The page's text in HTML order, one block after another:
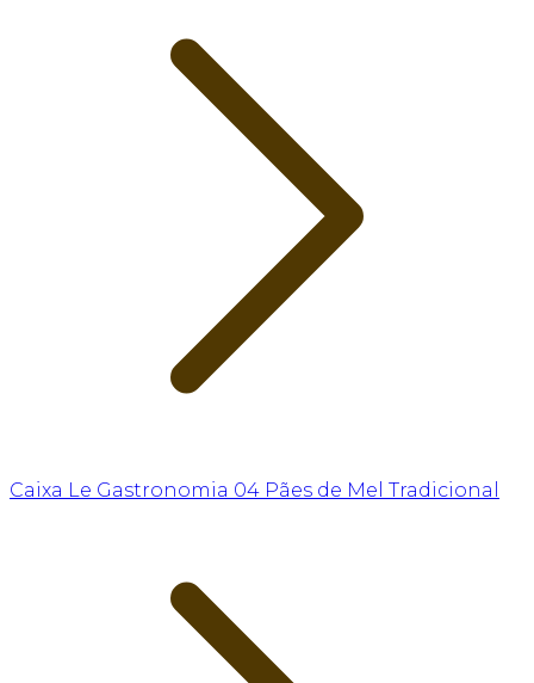
Caixa Le Gastronomia 04 Pães de Mel Tradicional